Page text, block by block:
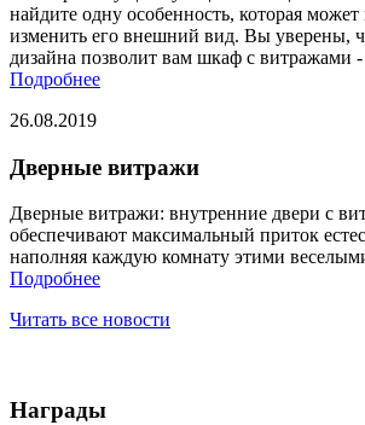
найдите одну особенность, которая
изменить его внешний вид. Вы уверены,
дизайна позволит вам шкаф с витражами
Подробнее
26.08.2019
Дверные витражи
Дверные витражи: внутренние двери с
обеспечивают максимальный приток
наполняя каждую комнату этими
Подробнее
Читать все новости
Награды